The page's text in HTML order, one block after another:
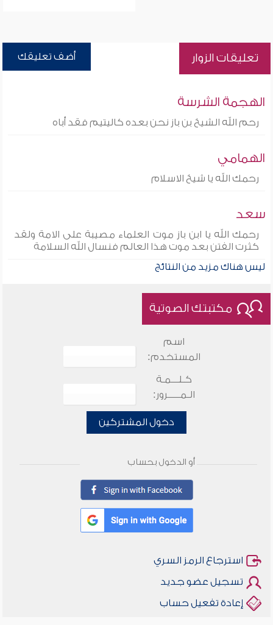
تعليقات الزوار أضف تعليقك
الهجمة الشرسة
رحم الله الشيخ بن باز نحن بعده كاليتيم فقد أباه
الهمامي
رحمك الله يا شيخ الاسلام
سعد
رحمك الله يا ابن باز موت العلماء مصيبة على الامة ولقد
كثرت الفتن بعد موت هذا العالم فنسال الله السلامة
ليس هناك مزيد من النتائج
مكتبتك الصوتية
اسم
المستخدم:
كـلـــمـة
الـمـــــرور:
دخول المشتركين
أو الدخول بحساب
استرجاع الرمز السري
تسجيل عضو جديد
إعادة تفعيل حساب